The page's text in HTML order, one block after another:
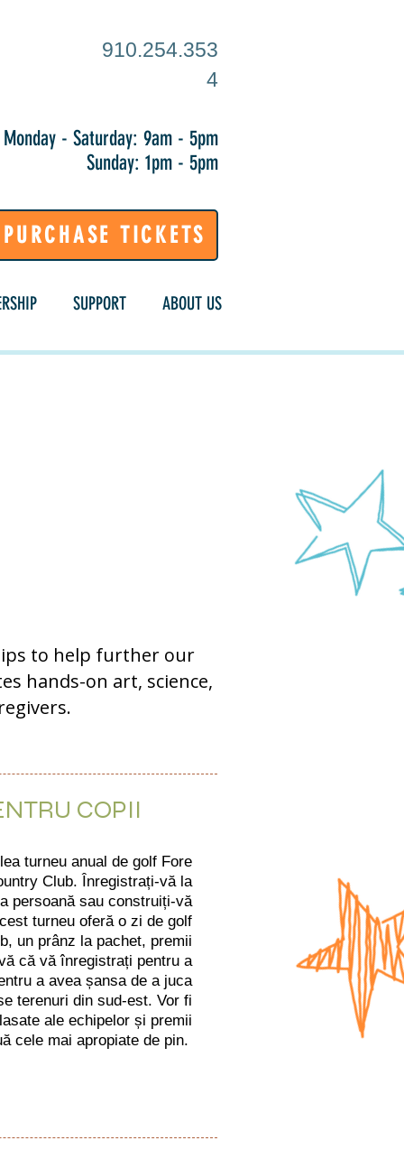
910.254.353
4
Monday - Saturday: 9am - 5pm
Sunday: 1pm - 5pm
PURCHASE TICKETS
SUPPORT ABOUT US
to help further our
hands-on art, science,
COPII
turneu anual de golf Fore
Club. Înregistrați-vă la
persoană sau construiți-vă
turneu oferă o zi de golf
un prânz la pachet, premii
că vă înregistrați pentru a
a avea șansa de a juca
terenuri din sud-est. Vor fi
ale echipelor și premii
cele mai apropiate de pin.